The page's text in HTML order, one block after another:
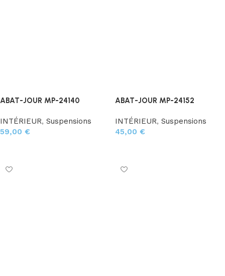
ABAT-JOUR MP-24140
INTÉRIEUR, Suspensions
59,00 €
ABAT-JOUR MP-24152
INTÉRIEUR, Suspensions
45,00 €